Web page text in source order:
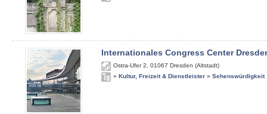
Internationales Congress Center
Ostra-Ufer 2 01067 Dresden (Altstadt)
» Kultur, Freizeit & Dienstleister » Sehenswürdigkeit